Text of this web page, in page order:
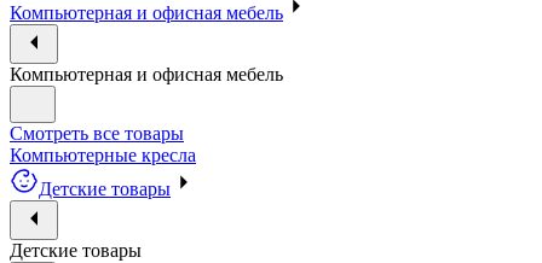
Компьютерная и офисная мебель
Компьютерная и офисная мебель
Смотреть все товары
Компьютерные кресла
Детские товары
Детские товары